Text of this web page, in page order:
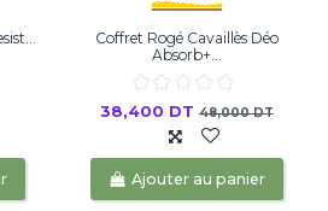
Coffret Rogé Cavaillès Déo
Absorb+...
38,400 DT48,000 DT
Ajouter au panier